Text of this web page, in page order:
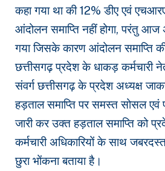
कहा गया था की 12% डीए एवं
आंदोलन समाप्ति नहीं होगा, परंतु आज
गया जिसके कारण आंदोलन समाप्ति
छत्तीसगढ़ प्रदेश के धाकड़ कर्मचारी
संवर्ग छत्तीसगढ़ के प्रदेश अध्यक्ष
हड़ताल समाप्ति पर समस्त सोसल एवं
जारी कर उक्त हड़ताल समाप्ति को
कर्मचारी अधिकारियों के साथ
छुरा भोंकना बताया है।